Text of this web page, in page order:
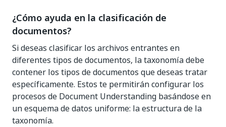
¿Cómo ayuda en la clasificación de
documentos?
Si deseas clasificar los archivos entrantes en
diferentes tipos de documentos, la taxonomía debe
contener los tipos de documentos que deseas tratar
específicamente. Estos te permitirán configurar los
procesos de Document Understanding basándose en
un esquema de datos uniforme: la estructura de la
taxonomía.